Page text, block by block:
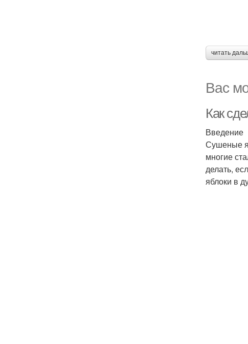
читать
Вас
Как
Введение
Сушеные
многие
делать,
яблоки в